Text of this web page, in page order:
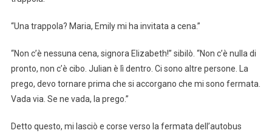
“Una trappola? Maria, Emily mi ha invitata a cena.”
“Non c’è nessuna cena, signora Elizabeth!” sibilò. “Non c’è nulla di
pronto, non c’è cibo. Julian è lì dentro. Ci sono altre persone. La
prego, devo tornare prima che si accorgano che mi sono fermata.
Vada via. Se ne vada, la prego.”
Detto questo, mi lasciò e corse verso la fermata dell’autobus